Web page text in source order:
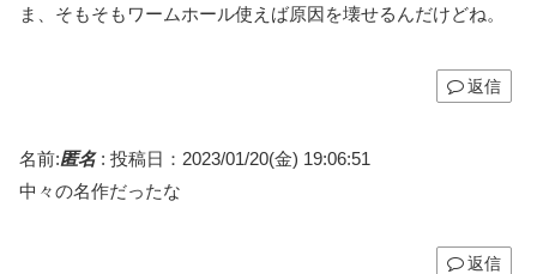
ま、そもそもワームホール使えば原因を壊せるんだけどね。
返信
名前:匿名: 投稿日：2023/01/20(金) 19:06:51
中々の名作だったな
返信